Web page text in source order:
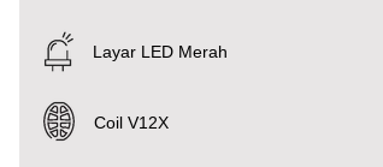
Layar LED Merah
Coil V12X